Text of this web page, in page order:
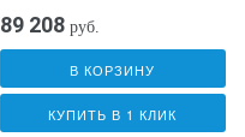
89 208 руб.
В КОРЗИНУ
КУПИТЬ В 1 КЛИК